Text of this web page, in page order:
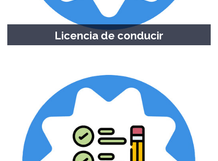
Licencia de conducir